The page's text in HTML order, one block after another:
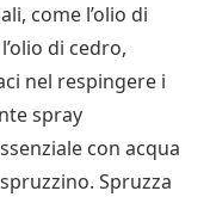
come l’olio di
di cedro,
nel respingere i
spray
con acqua
Spruzza